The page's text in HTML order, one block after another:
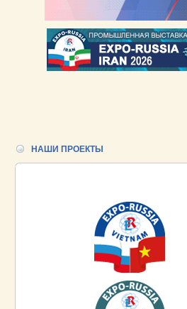
НАШИ ПРОЕКТЫ